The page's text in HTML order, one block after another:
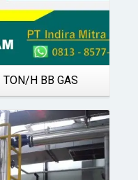
H BB GAS